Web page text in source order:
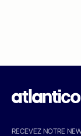
RECEVEZ NOTRE